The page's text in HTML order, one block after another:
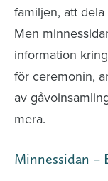
familjen, att
Men
information
för ceremonin,
av
mera.
Minnessidan –